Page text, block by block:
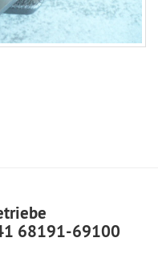
68191-69100